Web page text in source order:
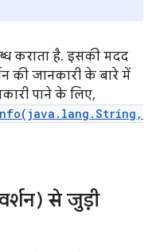
कराता है. इसकी मदद
की जानकारी के बारे में
पाने के लिए,
से जुड़ी